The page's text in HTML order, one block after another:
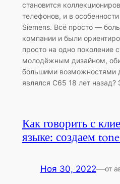
становится
телефонов, и в
Siemens. Всё просто —
компании и были
просто на одно поколение
молодёжным дизайном,
большими возможностями
являлся C65 18 лет
Как говорить с
языке: создаем
Ноя 30, 2022—от